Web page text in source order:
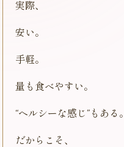
実際、
安い。
手軽。
量も食べやすい。
“ヘルシーな感じ”もある。
だからこそ、